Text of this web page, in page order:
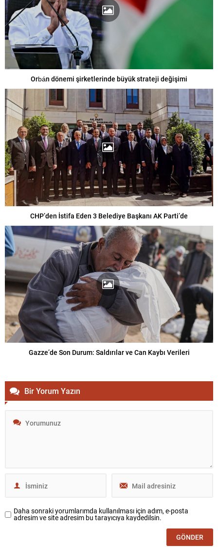
Orbán dönemi şirketlerinde büyük strateji değişimi
CHP’den İstifa Eden 3 Belediye Başkanı AK Parti’de
Gazze’de Son Durum: Saldırılar ve Can Kaybı Verileri
Bir Yorum Yazın
Daha sonraki yorumlarımda kullanılması için adım, e-posta
adresim ve site adresim bu tarayıcıya kaydedilsin.